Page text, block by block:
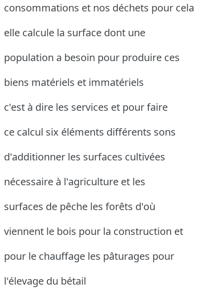
consommations et nos déchets pour cela
elle calcule la surface dont une
population a besoin pour produire ces
biens matériels et immatériels
c'est à dire les services et pour faire
ce calcul six éléments différents sons
d'additionner les surfaces cultivées
nécessaire à l'agriculture et les
surfaces de pêche les forêts d'où
viennent le bois pour la construction et
pour le chauffage les pâturages pour
l'élevage du bétail